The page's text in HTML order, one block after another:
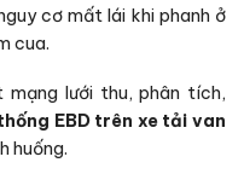
cơ mất lái khi phanh ở
cua.
lưới thu, phân tích,
EBD trên xe tải van
huống.